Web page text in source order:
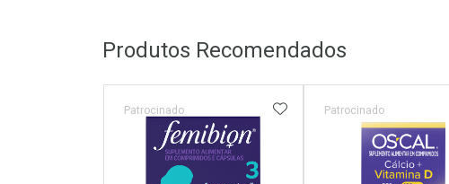
Produtos Recomendados
Patrocinado ADICIONAR AOS
Patrocinado